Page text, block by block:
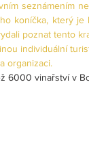
seznámením
koníčka, který
poznat tento
individuální
organizaci.
6000 vinařství v